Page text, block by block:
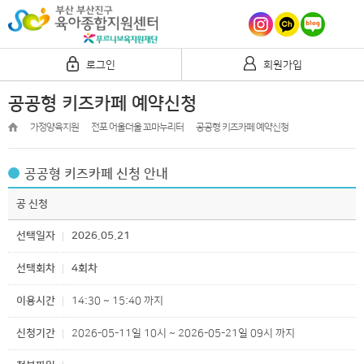
로그인 회원가입
공공형 키즈카페 예약신청
가정양육지원 전포 어울더울 꼬마누리터 공공형 키즈카페 예약신청
공공형 키즈카페 신청 안내
공 신청
선택일자 2026.05.21
선택회차 4회차
이용시간 14:30 ~ 15:40 까지
신청기간 2026-05-11일 10시 ~ 2026-05-21일 09시 까지